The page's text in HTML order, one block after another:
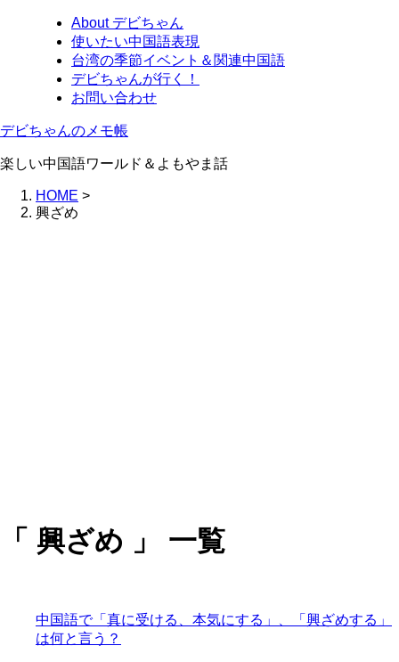
About デビちゃん
使いたい中国語表現
台湾の季節イベント＆関連中国語
デビちゃんが行く！
お問い合わせ
デビちゃんのメモ帳
楽しい中国語ワールド＆よもやま話
HOME >
興ざめ
「 興ざめ 」 一覧
中国語で「真に受ける、本気にする」、「興ざめする」
は何と言う？